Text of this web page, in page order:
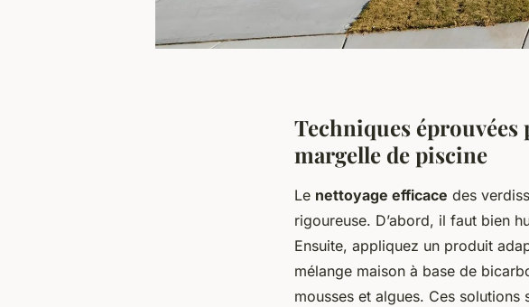
Techniques
margelle de piscine
Le nettoyage efficace des
rigoureuse. D’abord, il faut bien
Ensuite, appliquez un produit
mélange maison à base de
mousses et algues. Ces